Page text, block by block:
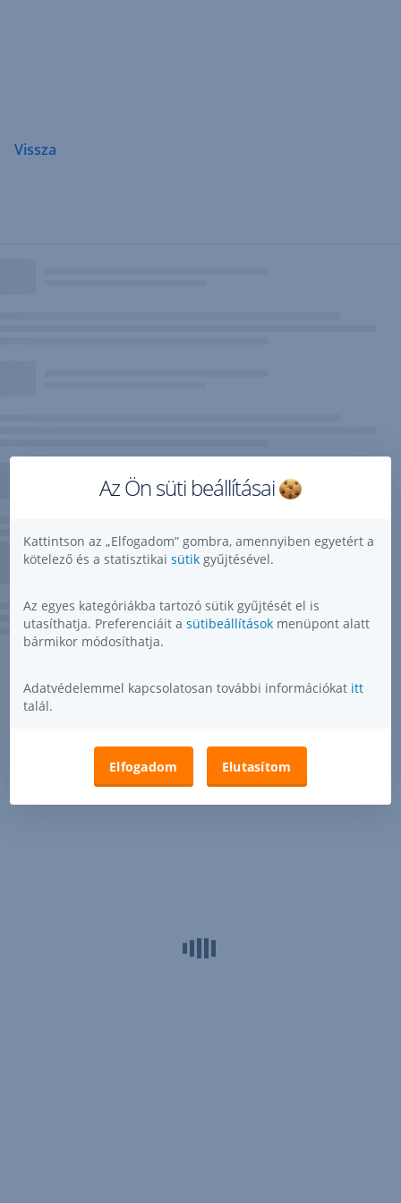
Vissza
Az Ön süti beállításai
Kattintson az „Elfogadom” gombra, amennyiben egyetért a
kötelező és a statisztikai sütik gyűjtésével.
Az egyes kategóriákba tartozó sütik gyűjtését el is
utasíthatja. Preferenciáit a sütibeállítások menüpont alatt
bármikor módosíthatja.
Adatvédelemmel kapcsolatosan további információkat itt
talál.
Elfogadom Elutasítom